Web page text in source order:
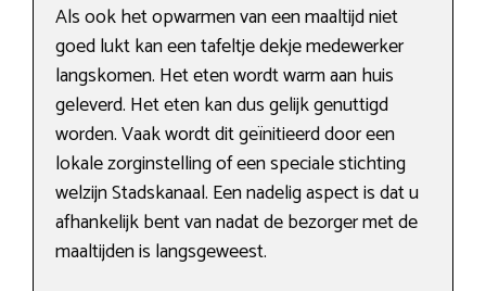
Als ook het opwarmen van een maaltijd niet
goed lukt kan een tafeltje dekje medewerker
langskomen. Het eten wordt warm aan huis
geleverd. Het eten kan dus gelijk genuttigd
worden. Vaak wordt dit geïnitieerd door een
lokale zorginstelling of een speciale stichting
welzijn Stadskanaal. Een nadelig aspect is dat u
afhankelijk bent van nadat de bezorger met de
maaltijden is langsgeweest.